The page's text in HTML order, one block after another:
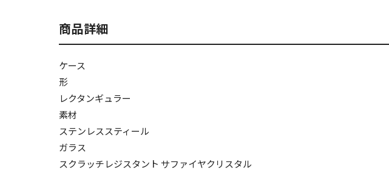
商品詳細
ケース
形
レクタンギュラー
素材
ステンレススティール
ガラス
スクラッチレジスタント サファイヤクリスタル